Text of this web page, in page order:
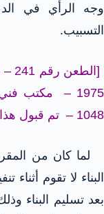
وجه الرأي في
التسبيب.
1048 – تم قبول هذا الطعن]
لما كان من
البناء لا تقوم
بعد تسليم البناء